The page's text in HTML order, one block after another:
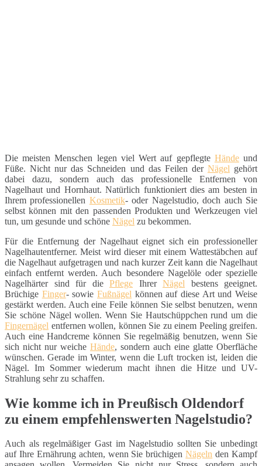
Die meisten Menschen legen viel Wert auf gepflegte Händeund
Füße. Nicht nur das Schneiden und das Feilen der Nägel gehört
dabei dazu, sondern auch das professionelle Entfernen von
Nagelhaut und Hornhaut. Natürlich funktioniert dies am besten in
Ihrem professionellen Kosmetik- oder Nagelstudio, doch auch Sie
selbst können mit den passenden Produkten und Werkzeugen viel
tun, um gesunde und schöne Nägel zu bekommen.
Für die Entfernung der Nagelhaut eignet sich ein professioneller
Nagelhautentferner. Meist wird dieser mit einem Wattestäbchen auf
die Nagelhaut aufgetragen und nach kurzer Zeit kann die Nagelhaut
einfach entfernt werden. Auch besondere Nagelöle oder spezielle
Nagelhärter sind für die Pflege Ihrer Nägel bestens geeignet.
Brüchige Finger- sowieFußnägel können auf diese Art und Weise
gestärkt werden. Auch eine Feile können Sie selbst benutzen, wenn
Sie schöne Nägel wollen. Wenn Sie Hautschüppchen rund um die
Fingernägel entfernen wollen, können Sie zu einem Peeling greifen.
Auch eine Handcreme können Sie regelmäßig benutzen, wenn Sie
sich nicht nur weiche Hände, sondern auch eine glatte Oberfläche
wünschen. Gerade im Winter, wenn die Luft trocken ist, leiden die
Nägel. Im Sommer wiederum macht ihnen die Hitze und UV-
Strahlung sehr zu schaffen.
Wie komme ich in Preußisch Oldendorf
zu einem empfehlenswerten Nagelstudio?
Auch als regelmäßiger Gast im Nagelstudio sollten Sie unbedingt
auf Ihre Ernährung achten, wenn Sie brüchigenNägeln den Kampf